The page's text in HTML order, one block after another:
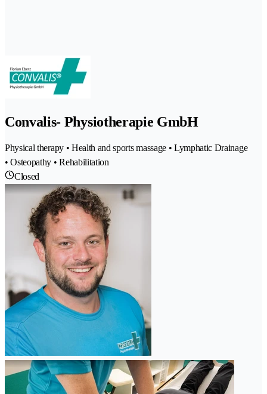
Convalis- Physiotherapie GmbH
Physical therapy • Health and sports massage • Lymphatic Drainage
• Osteopathy • Rehabilitation
Closed